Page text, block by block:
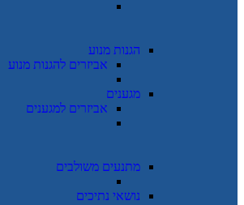
הגנות מנוע
אביזרים להגנות מנוע
מגענים
אביזרים למגענים
מתנעים משולבים
נושאי נתיכים